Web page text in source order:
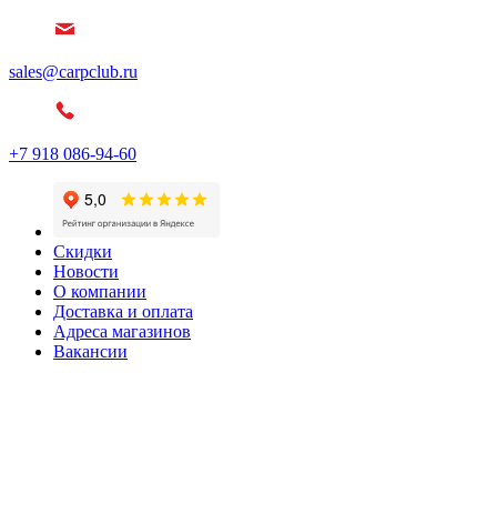
sales@carpclub.ru
+7 918 086-94-60
Скидки
Новости
О компании
Доставка и оплата
Адреса магазинов
Вакансии